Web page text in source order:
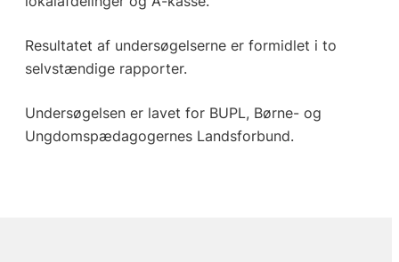
Resultatet af undersøgelserne er formidlet i to
selvstændige rapporter.
Undersøgelsen er lavet for BUPL, Børne- og
Ungdomspædagogernes Landsforbund.